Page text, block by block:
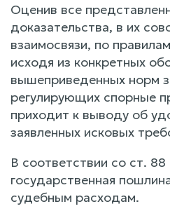
Оценив все
доказательства, в их
взаимосвязи, по
исходя из конкретных
вышеприведенных норм
регулирующих спорные
приходит к выводу об
заявленных исковых
В соответствии со ст.
государственная
судебным расходам.